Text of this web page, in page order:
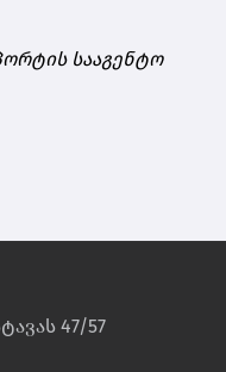
სააგენტო
47/57